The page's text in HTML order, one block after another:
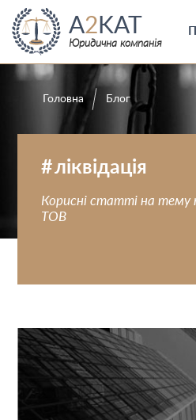
A2 KAT
Юридична компанія
Головна Блог
ліквідація
Корисні статті на тему
ТОВ